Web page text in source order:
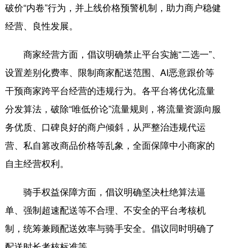
破价“内卷”行为，并上线价格预警机制，助力商户稳健
经营、良性发展。
商家经营方面，倡议明确禁止平台实施“二选一”、
设置差别化费率、限制商家配送范围、AI恶意跟价等
干预商家跨平台经营的违规行为。各平台将优化流量
分发算法，破除“唯低价论”流量规则，将流量资源向服
务优质、口碑良好的商户倾斜，从严整治违规代运
营、私自篡改商品价格等乱象，全面保障中小商家的
自主经营权利。
骑手权益保障方面，倡议明确坚决杜绝算法逼
单、强制超速配送等不合理、不安全的平台考核机
制，统筹兼顾配送效率与骑手安全。倡议同时明确了